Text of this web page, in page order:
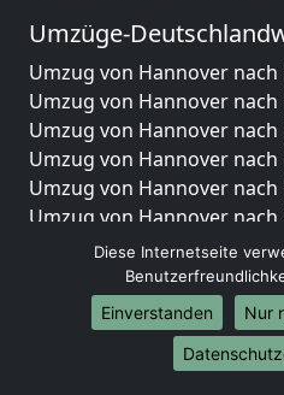
Umzüge-
Umzug von Hannover nach
Umzug von Hannover
Umzug von Hannover
Umzug von Hannover nach
Umzug von Hannover
Umzug von Hannover
Umzug von Hannover
Umzug von Hannover
Umzug von Hannover
Umzug von Hannover nach
Umzug von Hannover
Diese Internetseite
Einverstanden
Nur